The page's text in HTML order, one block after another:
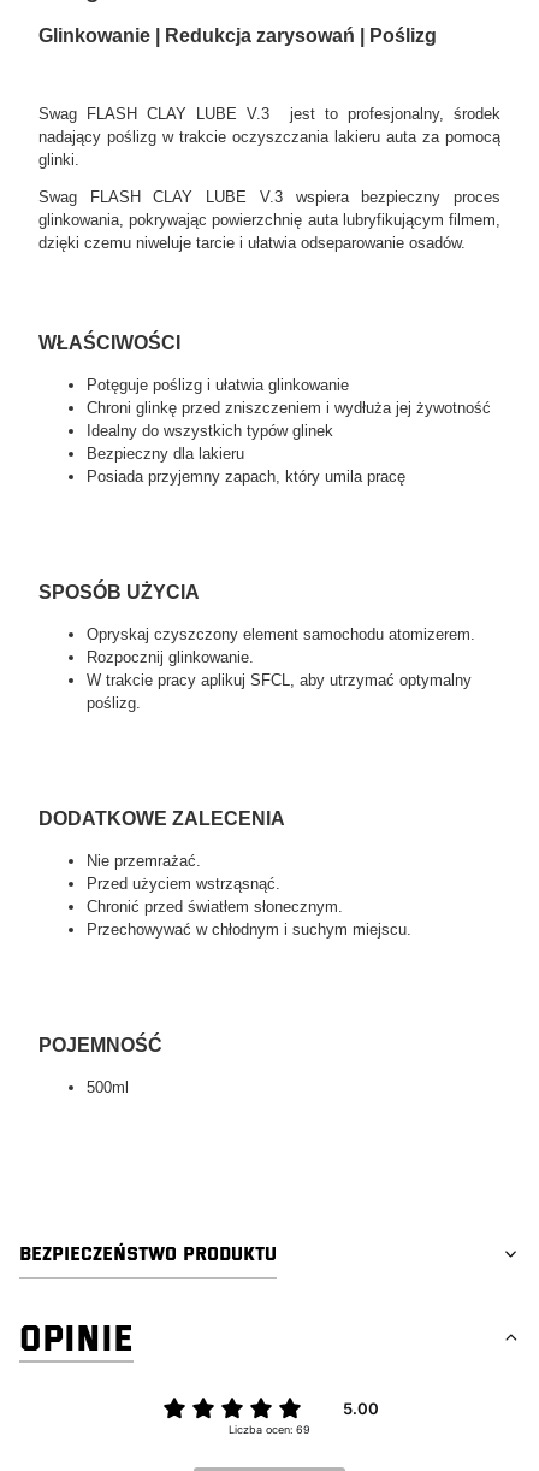
Glinkowanie | Redukcja zarysowań | Poślizg
Swag FLASH CLAY LUBE V.3 jest to profesjonalny, środek
nadający poślizg w trakcie oczyszczania lakieru auta za pomocą
glinki.
Swag FLASH CLAY LUBE V.3 wspiera bezpieczny proces
glinkowania, pokrywając powierzchnię auta lubryfikującym filmem,
dzięki czemu niweluje tarcie i ułatwia odseparowanie osadów.
WŁAŚCIWOŚCI
Potęguje poślizg i ułatwia glinkowanie
Chroni glinkę przed zniszczeniem i wydłuża jej żywotność
Idealny do wszystkich typów glinek
Bezpieczny dla lakieru
Posiada przyjemny zapach, który umila pracę
SPOSÓB UŻYCIA
Opryskaj czyszczony element samochodu atomizerem.
Rozpocznij glinkowanie.
W trakcie pracy aplikuj SFCL, aby utrzymać optymalny
poślizg.
DODATKOWE ZALECENIA
Nie przemrażać.
Przed użyciem wstrząsnąć.
Chronić przed światłem słonecznym.
Przechowywać w chłodnym i suchym miejscu.
POJEMNOŚĆ
500ml
BEZPIECZEŃSTWO PRODUKTU
OPINIE
5.00
Liczba ocen: 69